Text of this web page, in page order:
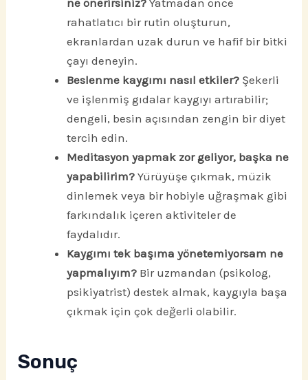
rahatlatıcı bir rutin oluşturun,
ekranlardan uzak durun ve hafif bir bitki
çayı deneyin.
Beslenme kaygımı nasıl etkiler? Şekerli
ve işlenmiş gıdalar kaygıyı artırabilir;
dengeli, besin açısından zengin bir diyet
tercih edin.
Meditasyon yapmak zor geliyor, başka ne
yapabilirim? Yürüyüşe çıkmak, müzik
dinlemek veya bir hobiyle uğraşmak gibi
farkındalık içeren aktiviteler de
faydalıdır.
Kaygımı tek başıma yönetemiyorsam ne
yapmalıyım? Bir uzmandan (psikolog,
psikiyatrist) destek almak, kaygıyla başa
çıkmak için çok değerli olabilir.
Sonuç